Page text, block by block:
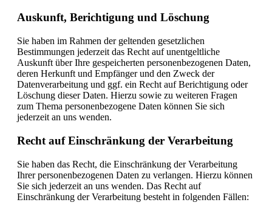
Auskunft, Berichtigung und Löschung
Sie haben im Rahmen der geltenden gesetzlichen
Bestimmungen jederzeit das Recht auf unentgeltliche
Auskunft über Ihre gespeicherten personenbezogenen Daten,
deren Herkunft und Empfänger und den Zweck der
Datenverarbeitung und ggf. ein Recht auf Berichtigung oder
Löschung dieser Daten. Hierzu sowie zu weiteren Fragen
zum Thema personenbezogene Daten können Sie sich
jederzeit an uns wenden.
Recht auf Einschränkung der Verarbeitung
Sie haben das Recht, die Einschränkung der Verarbeitung
Ihrer personenbezogenen Daten zu verlangen. Hierzu können
Sie sich jederzeit an uns wenden. Das Recht auf
Einschränkung der Verarbeitung besteht in folgenden Fällen: